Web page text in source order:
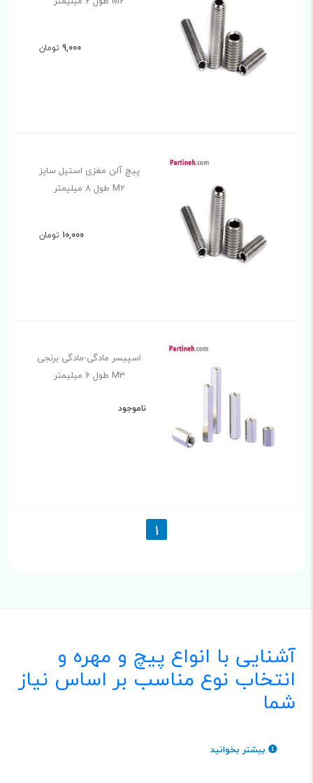
9,000 تومان
پیچ آلن مغزی استیل سایز
M2 طول 8 میلیمتر
10,000 تومان
اسپیسر مادگی-مادگی برنجی
M3 طول 6 میلیمتر
ناموجود
1
آشنایی با انواع پیچ و مهره و
انتخاب نوع مناسب بر اساس نیاز
شما
بیشتر بخوانید